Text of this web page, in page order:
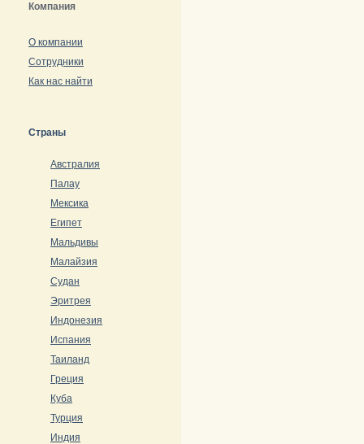
Компания
О компании
Сотрудники
Как нас найти
Страны
Австралия
Палау
Мексика
Египет
Мальдивы
Малайзия
Судан
Эритрея
Индонезия
Испания
Таиланд
Греция
Куба
Турция
Индия